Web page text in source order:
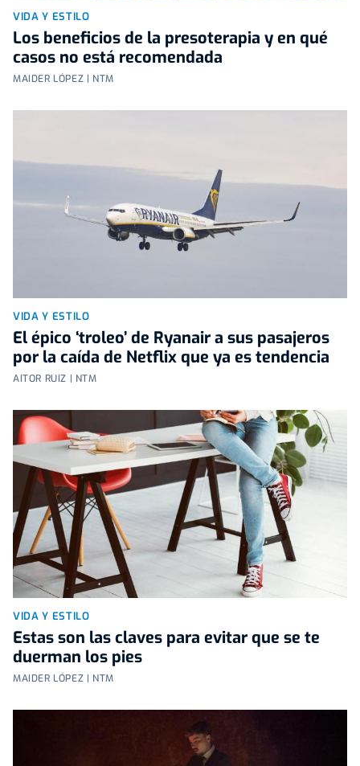
VIDA Y ESTILO
Los beneficios de la presoterapia y en qué
casos no está recomendada
MAIDER LÓPEZ | NTM
VIDA Y ESTILO
El épico ‘troleo’ de Ryanair a sus pasajeros
por la caída de Netflix que ya es tendencia
AITOR RUIZ | NTM
VIDA Y ESTILO
Estas son las claves para evitar que se te
duerman los pies
MAIDER LÓPEZ | NTM